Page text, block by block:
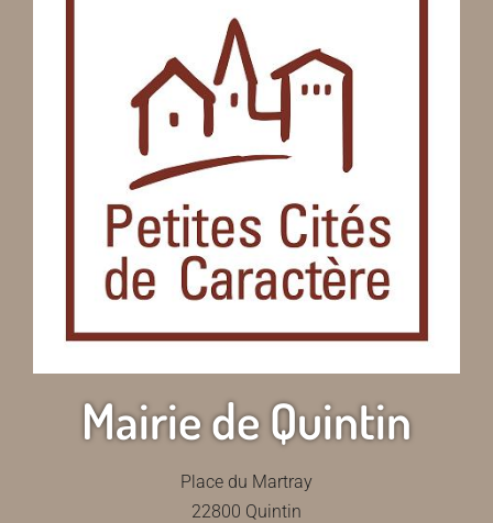
Mairie de Quintin
Place du Martray
22800 Quintin